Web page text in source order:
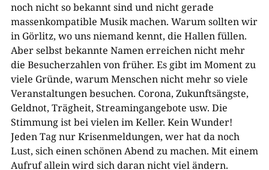
noch nicht so bekannt sind und nicht gerade
massenkompatible Musik machen. Warum sollten wir
in Görlitz, wo uns niemand kennt, die Hallen füllen.
Aber selbst bekannte Namen erreichen nicht mehr
die Besucherzahlen von früher. Es gibt im Moment zu
viele Gründe, warum Menschen nicht mehr so viele
Veranstaltungen besuchen. Corona, Zukunftsängste,
Geldnot, Trägheit, Streamingangebote usw. Die
Stimmung ist bei vielen im Keller. Kein Wunder!
Jeden Tag nur Krisenmeldungen, wer hat da noch
Lust, sich einen schönen Abend zu machen. Mit einem
Aufruf allein wird sich daran nicht viel ändern.